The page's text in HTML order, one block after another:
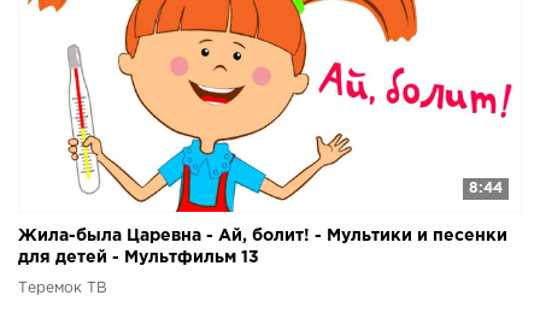
8:44
Жила-была Царевна - Ай, болит! - Мультики и песенки
для детей - Мультфильм 13
Теремок ТВ